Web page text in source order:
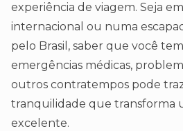
experiência de viagem. Seja
internacional ou numa
pelo Brasil, saber que você
emergências médicas,
outros contratempos pode
tranquilidade que transforma
excelente.